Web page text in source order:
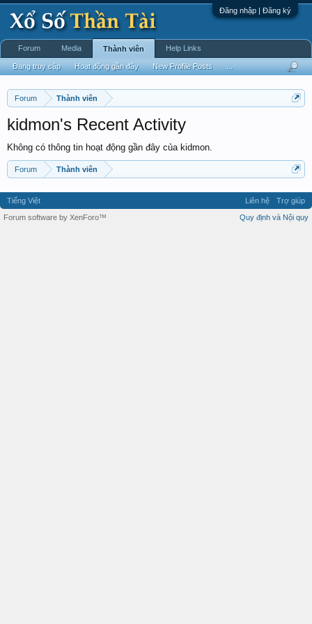
Đăng nhập | Đăng ký
Forum Thành viên
kidmon's Recent Activity
Không có thông tin hoạt động gần đây của kidmon.
Forum Thành viên
Forum Media Thành viên
Đang truy cập Hoạt động gần đây New Profile Posts
Help Links
Tiếng Việt Liên hệ
Trợ giúp
Quy định và Nội quy
Forum software by XenForo™